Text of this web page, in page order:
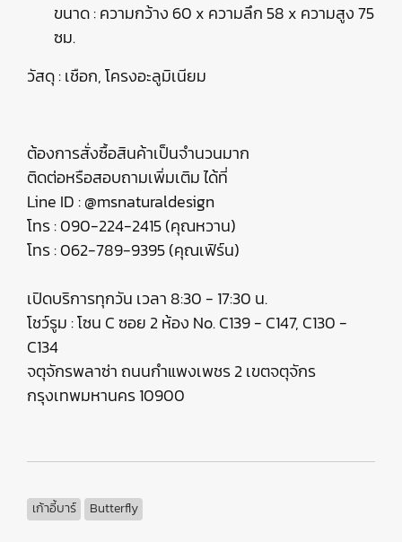
ขนาด : ความกว้าง 60 x ความลึก 58 x ความสูง 75
ซม.
วัสดุ : เชือก, โครงอะลูมิเนียม
ต้องการสั่งซื้อสินค้าเป็นจำนวนมาก
ติดต่อหรือสอบถามเพิ่มเติม ได้ที่
Line ID : @msnaturaldesign
โทร : 090-224-2415 (คุณหวาน)
โทร : 062-789-9395 (คุณเฟิร์น)
เปิดบริการทุกวัน เวลา 8:30 - 17:30 น.
โชว์รูม : โซน C ซอย 2 ห้อง No. C139 - C147, C130 -
C134
จตุจักรพลาซ่า ถนนกำแพงเพชร 2 เขตจตุจักร
กรุงเทพมหานคร 10900
เก้าอี้บาร์ Butterfly